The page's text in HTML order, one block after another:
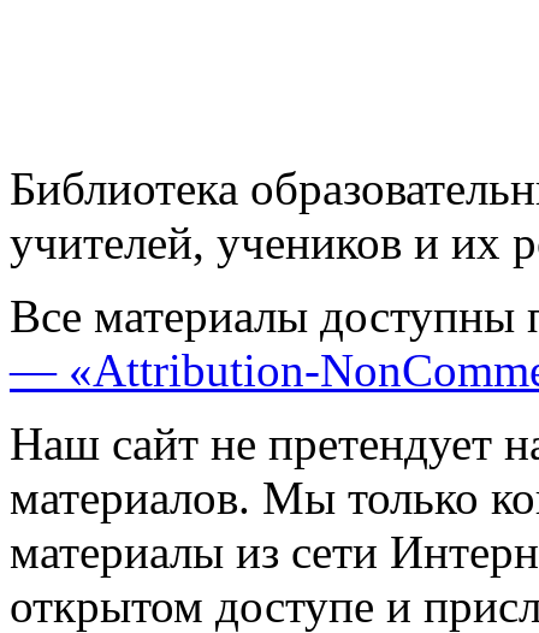
Библиотека
учителей, учеников и их
Все материалы доступны
— «Attribution-
Наш сайт не претендует
материалов. Мы только
материалы из сети
открытом доступе и